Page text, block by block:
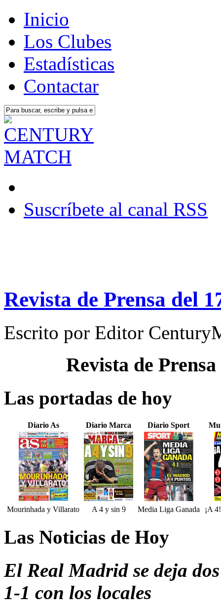
Inicio
Los Clubes
Estadísticas
Contactar
Suscríbete al canal RSS
Revista de Prensa del
Escrito por Editor
Revista de
Las portadas de hoy
Diario As Diario Marca Diario Sport
Mourinhada y Villarato A 4 y sin 9 Media Liga Ganada ¡A
Las Noticias de Hoy
El Real Madrid se deja
1-1 con los locales